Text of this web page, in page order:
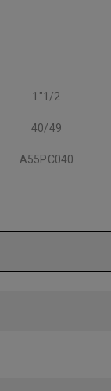
1"1/2
40/49
A55PC040